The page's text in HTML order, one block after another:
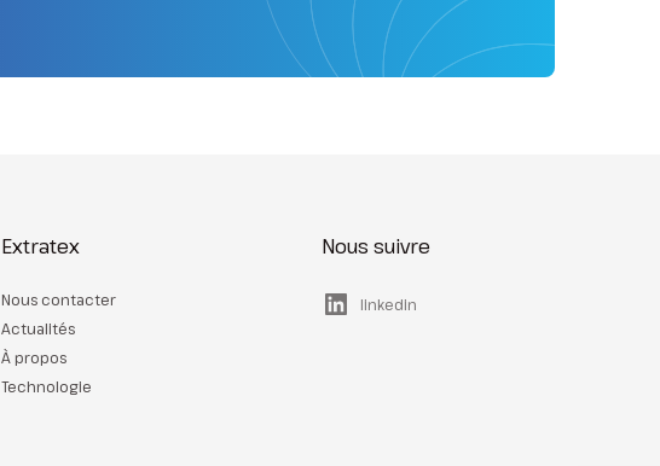
Extratex
Nous contacter
Actualités
À propos
Technologie
Nous suivre
linkedin